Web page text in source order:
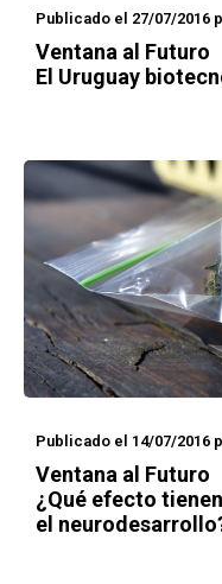
Publicado el 27/07/2016
Ventana al Futuro
El Uruguay
Publicado el 14/07/2016
Ventana al Futuro
¿Qué efecto
el